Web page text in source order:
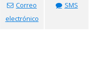
Correo
electrónico
SMS